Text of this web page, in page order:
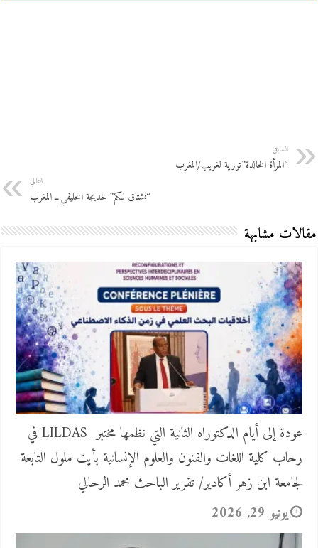
السابق
“المرأة الخالدة”تورية لغريب/المغرب
التالي
“نشتاق لكم” خديجة الخليفي ــ المغرب
مقالات مشابهة
عودة إلى أيام الدكتوراه الثانية التي نظمها مختبر LILDAS في
رحاب كلية اللغات والفنون والعلوم الإنسانية بأيت ملول التابعة
لجامعة ابن زهر أكادير/ تقرير الباحث محمد الرحالي
يونيو 29, 2026